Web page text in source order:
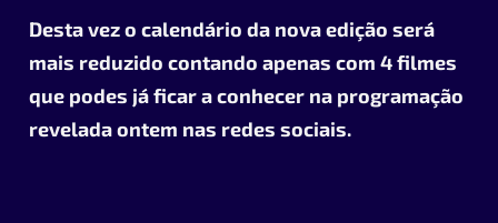
Desta vez o calendário da nova edição será
mais reduzido contando apenas com 4 filmes
que podes já ficar a conhecer na programação
revelada ontem nas redes sociais.